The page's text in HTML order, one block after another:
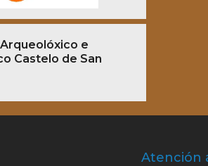
e
Castelo de San
Atención